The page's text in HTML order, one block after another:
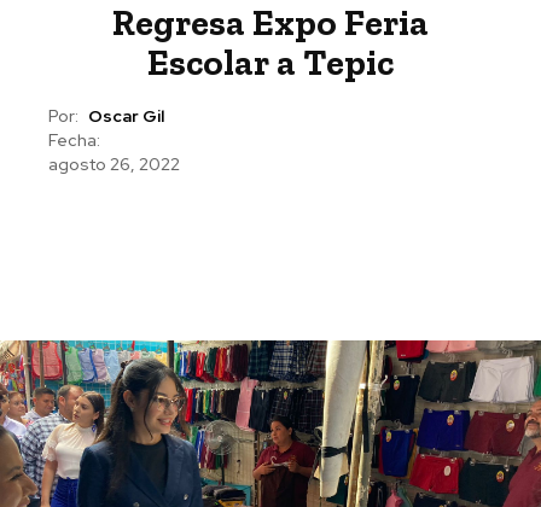
Regresa Expo Feria
Escolar a Tepic
Por: Oscar Gil
Fecha:
agosto 26, 2022